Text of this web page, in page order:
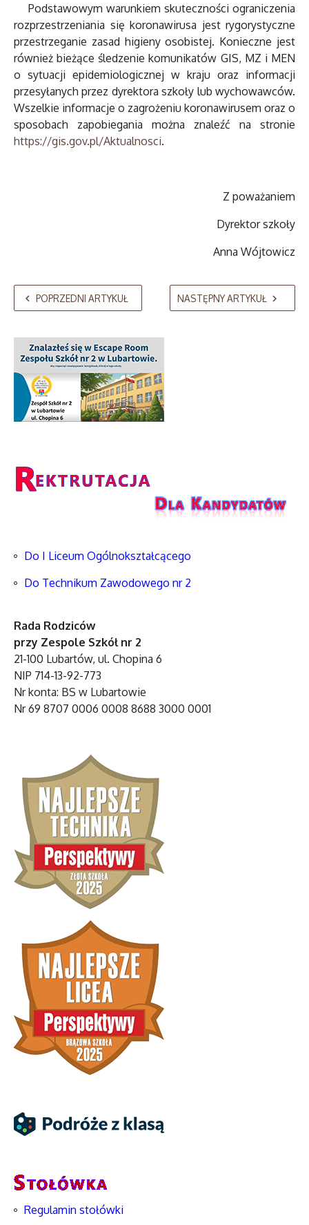
Podstawowym warunkiem skuteczności ograniczenia
rozprzestrzeniania się koronawirusa jest rygorystyczne
przestrzeganie zasad higieny osobistej. Konieczne jest
również bieżące śledzenie komunikatów GIS, MZ i MEN
o sytuacji epidemiologicznej w kraju oraz informacji
przesyłanych przez dyrektora szkoły lub wychowawców.
Wszelkie informacje o zagrożeniu koronawirusem oraz o
sposobach zapobiegania można znaleźć na stronie
https://gis.gov.pl/Aktualnosci.
Z poważaniem
Dyrektor szkoły
Anna Wójtowicz
POPRZEDNI ARTYKUŁ NASTĘPNY ARTYKUŁ
Do I Liceum Ogólnokształcącego
Do Technikum Zawodowego nr 2
Rada Rodziców
przy Zespole Szkół nr 2
21-100 Lubartów, ul. Chopina 6
NIP 714-13-92-773
Nr konta: BS w Lubartowie
Nr 69 8707 0006 0008 8688 3000 0001
Regulamin stołówki